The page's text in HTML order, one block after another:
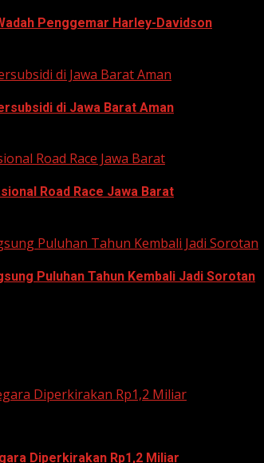
Penggemar Harley-Davidson
di Jawa Barat Aman
di Jawa Barat Aman
Road Race Jawa Barat
Road Race Jawa Barat
Puluhan Tahun Kembali Jadi Sorotan
Puluhan Tahun Kembali Jadi Sorotan
Diperkirakan Rp1,2 Miliar
Diperkirakan Rp1,2 Miliar